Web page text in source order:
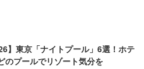
】東京「ナイトプール」6選！ホテ
のプールでリゾート気分を